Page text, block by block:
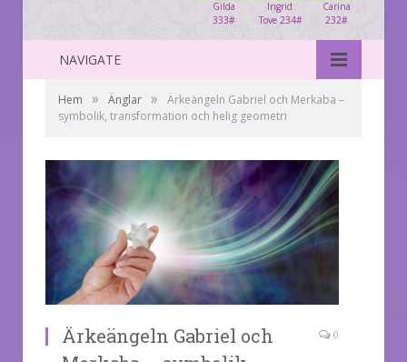
Carina
232#
Ingrid
Tove 234#
Gilda
333#
NAVIGATE
Hem » Änglar »
Ärkeängeln Gabriel och Merkaba –
symbolik, transformation och helig geometri
Ärkeängeln Gabriel och
0